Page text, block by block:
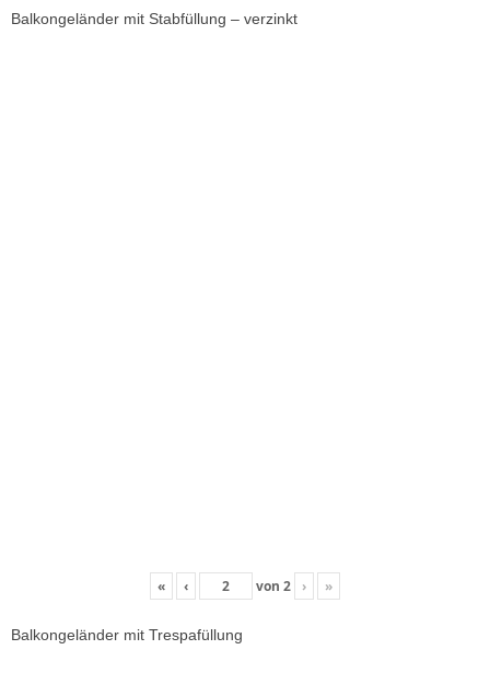
Balkongeländer mit Stabfüllung – verzinkt
« ‹ von 2 › »
Balkongeländer mit Trespafüllung